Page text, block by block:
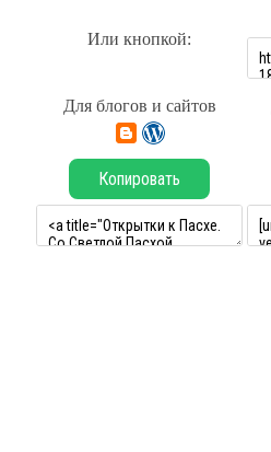
Или кнопкой:
Для блогов и сайтов
Копировать